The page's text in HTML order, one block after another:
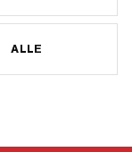
ALLE